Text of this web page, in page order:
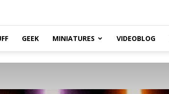
GEEK MINIATURES VIDEOBLOG